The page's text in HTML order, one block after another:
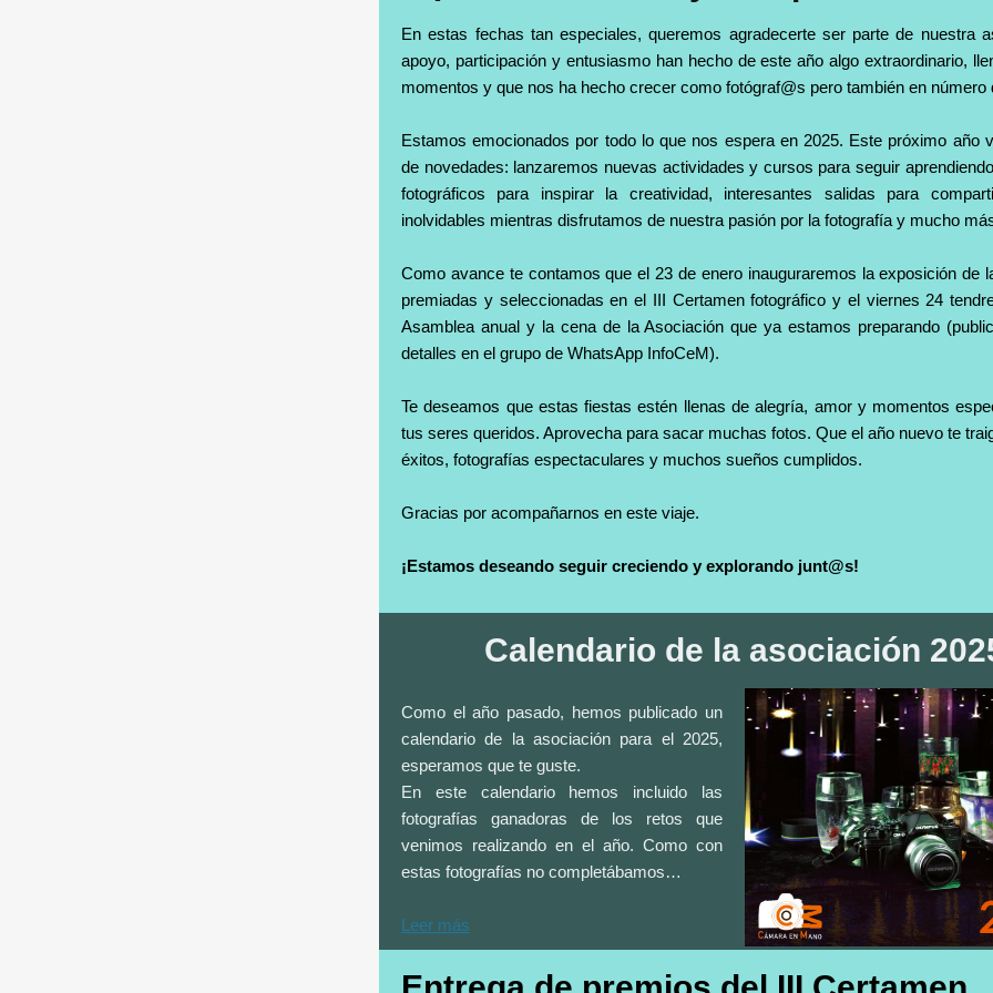
En estas fechas tan especiales, queremos agradecerte ser parte de nuestra
apoyo, participación y entusiasmo han hecho de este año algo extraordinario,
momentos y que nos ha hecho crecer como fotógraf@s pero también en número
Estamos emocionados por todo lo que nos espera en 2025. Este próximo año
de novedades: lanzaremos nuevas actividades y cursos para seguir
fotográficos para inspirar la creatividad, interesantes salidas para
inolvidables mientras disfrutamos de nuestra pasión por la fotografía y mucho
Como avance te contamos que el 23 de enero inauguraremos la exposición de
premiadas y seleccionadas en el III Certamen fotográfico y el viernes 24
Asamblea anual y la cena de la Asociación que ya estamos preparando
detalles en el grupo de WhatsApp InfoCeM).
Te deseamos que estas fiestas estén llenas de alegría, amor y momentos
tus seres queridos. Aprovecha para sacar muchas fotos. Que el año nuevo te
éxitos, fotografías espectaculares y muchos sueños cumplidos.
Gracias por acompañarnos en este viaje.
¡Estamos deseando seguir creciendo y explorando junt@s!
Calendario de la asociación
Como el año pasado, hemos publicado un
calendario de la asociación para el 2025,
esperamos que te guste.
En este calendario hemos incluido las
fotografías ganadoras de los retos que
venimos realizando en el año. Como con
estas fotografías no completábamos…
Leer más